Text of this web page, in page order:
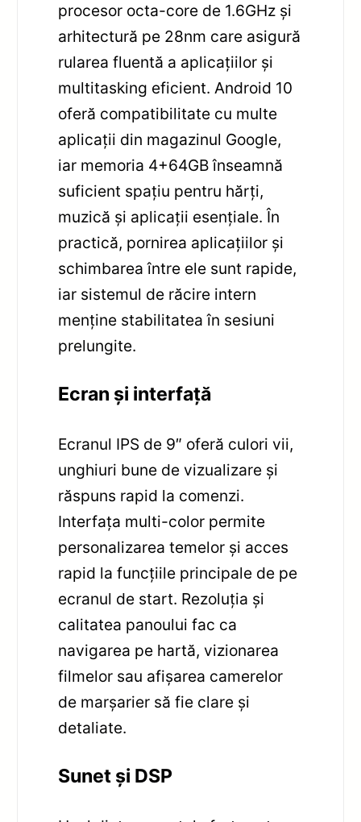
procesor octa-core de 1.6GHz și
arhitectură pe 28nm care asigură
rularea fluentă a aplicațiilor și
multitasking eficient. Android 10
oferă compatibilitate cu multe
aplicații din magazinul Google,
iar memoria 4+64GB înseamnă
suficient spațiu pentru hărți,
muzică și aplicații esențiale. În
practică, pornirea aplicațiilor și
schimbarea între ele sunt rapide,
iar sistemul de răcire intern
menține stabilitatea în sesiuni
prelungite.
Ecran și interfață
Ecranul IPS de 9″ oferă culori vii,
unghiuri bune de vizualizare și
răspuns rapid la comenzi.
Interfața multi-color permite
personalizarea temelor și acces
rapid la funcțiile principale de pe
ecranul de start. Rezoluția și
calitatea panoului fac ca
navigarea pe hartă, vizionarea
filmelor sau afișarea camerelor
de marșarier să fie clare și
detaliate.
Sunet și DSP